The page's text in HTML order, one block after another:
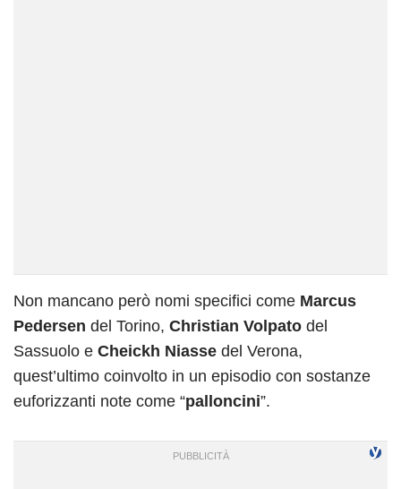
Non mancano però nomi specifici come Marcus
Pedersen del Torino, Christian Volpato del
Sassuolo e Cheickh Niasse del Verona,
quest’ultimo coinvolto in un episodio con sostanze
euforizzanti note come “palloncini”.